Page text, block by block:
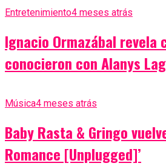
Entretenimiento4 meses atrás
Ignacio Ormazábal revela
conocieron con Alanys
Música4 meses atrás
Baby Rasta & Gringo
Romance [Unplugged]’